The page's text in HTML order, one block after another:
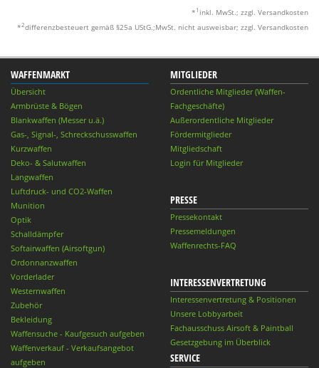
* 1 inkl. MwSt.; zzgl. Versandkosten
*2differenzbesteuert gemäß §25a UStG.;MwSt. nicht ausweisbar; zzgl. Versandkosten
WAFFENMARKT
Übersicht
Armbrüste & Bögen
Blankwaffen (Messer u.ä.)
Gas-, Signal-, Schreckschusswaffen
Kurzwaffen
Deko- & Salutwaffen
Langwaffen
Luftdruck- und CO2-Waffen
Munition
Optik
Schalldämpfer
Softairwaffen (Airsoftgun)
Ordonnanzwaffen
Vorderlader
Westernwaffen
Zubehör
Bekleidung
Waffensuche - Kaufgesuch aufgeben
Waffenverkauf - Verkaufsangebot
aufgeben
MITGLIEDER
Ordentliche Mitglieder (Waffen-
Fachgeschäfte)
Außerordentliche Mitglieder
Fördermitglieder
Mitgliedschaft
Login für Mitglieder
PRESSE
Pressekontakt
Pressemeldungen
Waffenrechts-FAQ
INTERESSENVERTRETUNG
Interessenvertretung & Positionen
Unsere Lobbyarbeit
Fachausschuss Airsoft & Paintball
Gesetzgebung im Überblick
SERVICE